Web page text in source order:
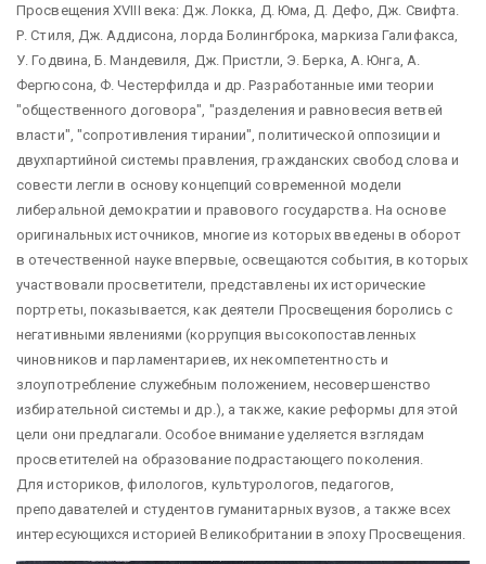
Просвещения XVIII века: Дж. Локка, Д. Юма, Д. Дефо, Дж. Свифта.
Р. Стиля, Дж. Аддисона, лорда Болингброка, маркиза Галифакса,
У. Годвина, Б. Мандевиля, Дж. Пристли, Э. Берка, А. Юнга, А.
Фергюсона, Ф. Честерфилда и др. Разработанные ими теории
"общественного договора", "разделения и равновесия ветвей
власти", "сопротивления тирании", политической оппозиции и
двухпартийной системы правления, гражданских свобод слова и
совести легли в основу концепций современной модели
либеральной демократии и правового государства. На основе
оригинальных источников, многие из которых введены в оборот
в отечественной науке впервые, освещаются события, в которых
участвовали просветители, представлены их исторические
портреты, показывается, как деятели Просвещения боролись с
негативными явлениями (коррупция высокопоставленных
чиновников и парламентариев, их некомпетентность и
злоупотребление служебным положением, несовершенство
избирательной системы и др.), а также, какие реформы для этой
цели они предлагали. Особое внимание уделяется взглядам
просветителей на образование подрастающего поколения.
Для историков, филологов, культурологов, педагогов,
преподавателей и студентов гуманитарных вузов, а также всех
интересующихся историей Великобритании в эпоху Просвещения.